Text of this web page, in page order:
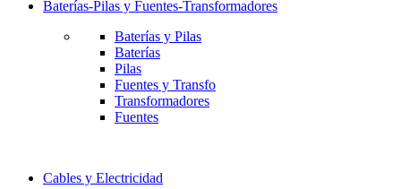
Baterías-Pilas y Fuentes-Transformadores
Baterías y Pilas
Baterías
Pilas
Fuentes y Transfo
Transformadores
Fuentes
Cables y Electricidad